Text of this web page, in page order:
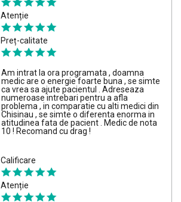
Atenție
Preț-calitate
Am intrat la ora programata , doamna
medic are o energie foarte buna , se simte
ca vrea sa ajute pacientul . Adreseaza
numeroase intrebari pentru a afla
problema , in comparatie cu alti medici din
Chisinau , se simte o diferenta enorma in
atitudinea fata de pacient . Medic de nota
10 ! Recomand cu drag !
Calificare
Atenție